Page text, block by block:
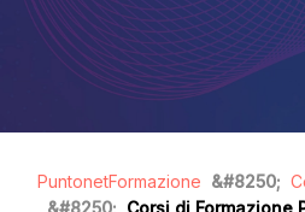
PuntonetFormazione
Corsi di Formazione